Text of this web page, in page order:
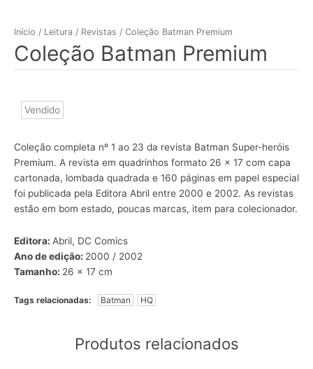
Início / Leitura / Revistas / Coleção Batman Premium
Coleção Batman Premium
Vendido
Coleção completa nº 1 ao 23 da revista Batman Super-heróis
Premium. A revista em quadrinhos formato 26 x 17 com capa
cartonada, lombada quadrada e 160 páginas em papel especial
foi publicada pela Editora Abril entre 2000 e 2002. As revistas
estão em bom estado, poucas marcas, item para colecionador.
Editora: Abril, DC Comics
Ano de edição: 2000 / 2002
Tamanho: 26 x 17 cm
Tags relacionadas: Batman HQ
Produtos relacionados